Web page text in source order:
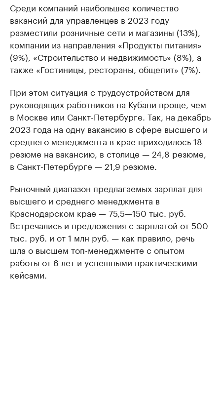
Среди компаний наибольшее количество
вакансий для управленцев в 2023 году
разместили розничные сети и магазины (13%),
компании из направления «Продукты питания»
(9%), «Строительство и недвижимость» (8%), а
также «Гостиницы, рестораны, общепит» (7%).
При этом ситуация с трудоустройством для
руководящих работников на Кубани проще, чем
в Москве или Санкт-Петербурге. Так, на декабрь
2023 года на одну вакансию в сфере высшего и
среднего менеджмента в крае приходилось 18
резюме на вакансию, в столице — 24,8 резюме,
в Санкт-Петербурге — 21,9 резюме.
Рыночный диапазон предлагаемых зарплат для
высшего и среднего менеджмента в
Краснодарском крае — 75,5—150 тыс. руб.
Встречались и предложения с зарплатой от 500
тыс. руб. и от 1 млн руб. — как правило, речь
шла о высшем топ-менеджменте с опытом
работы от 6 лет и успешными практическими
кейсами.